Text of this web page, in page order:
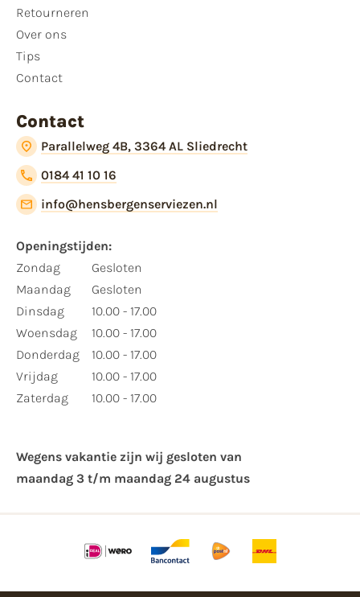
Retourneren
Over ons
Tips
Contact
Contact
Parallelweg 4B, 3364 AL Sliedrecht
0184 41 10 16
info@hensbergenserviezen.nl
Openingstijden:
Zondag
Maandag
Dinsdag
Woensdag
Donderdag
Vrijdag
Zaterdag
Gesloten
Gesloten
10.00 - 17.00
10.00 - 17.00
10.00 - 17.00
10.00 - 17.00
10.00 - 17.00
Wegens vakantie zijn wij gesloten van ​
maandag 3 t/m maandag 24 augustus